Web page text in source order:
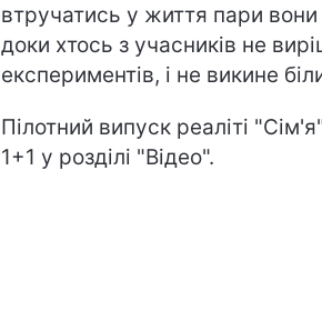
втручатись у життя пари
доки хтось з учасників не
експериментів, і не викине
Пілотний випуск реаліті
1+1 у розділі "Відео".